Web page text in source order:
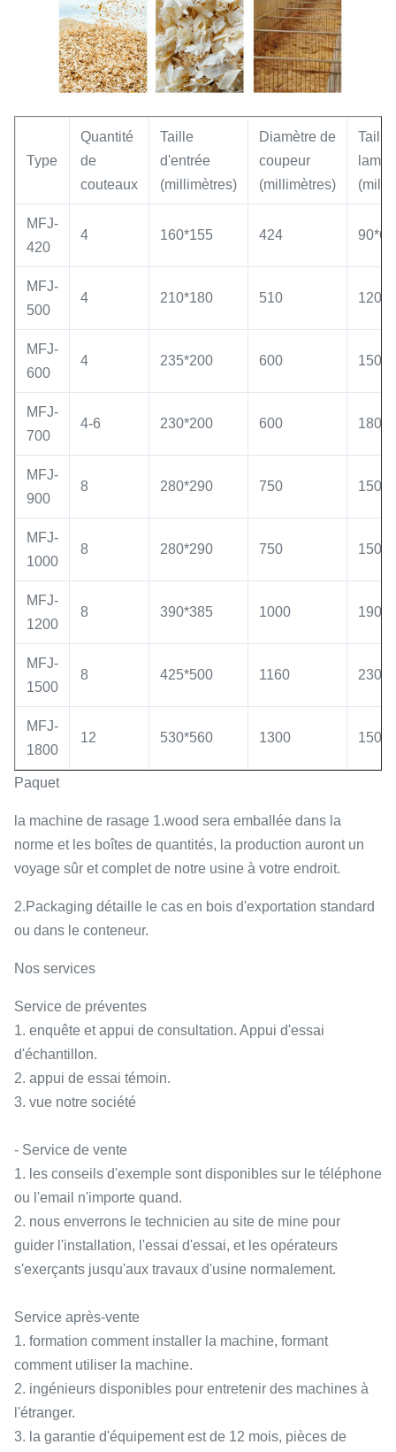
Type
Quantité
de
couteaux
Taille
d'entrée
(millimètres)
Diamètre de
coupeur
(millimètres)
Taille
lame
MFJ-
420
4 160*155 424
MFJ-
500
4 210*180 510
MFJ-
600
4 235*200 600
MFJ-
700
4-6 230*200 600
MFJ-
900
8 280*290 750
MFJ-
1000
8 280*290 750
MFJ-
1200
8 390*385 1000
MFJ-
1500
8 425*500 1160
MFJ-
1800
12 530*560 1300
Paquet
la machine de rasage 1.wood sera emballée dans la
norme et les boîtes de quantités, la production auront un
voyage sûr et complet de notre usine à votre endroit.
2.Packaging détaille le cas en bois d'exportation standard
ou dans le conteneur.
Nos services
Service de préventes
1. enquête et appui de consultation. Appui d'essai
d'échantillon.
2. appui de essai témoin.
3. vue notre société
- Service de vente
1. les conseils d'exemple sont disponibles sur le téléphone
ou l'email n'importe quand.
2. nous enverrons le technicien au site de mine pour
guider l'installation, l'essai d'essai, et les opérateurs
s'exerçants jusqu'aux travaux d'usine normalement.
Service après-vente
1. formation comment installer la machine, formant
comment utiliser la machine.
2. ingénieurs disponibles pour entretenir des machines à
l'étranger.
3. la garantie d'équipement est de 12 mois, pièces de